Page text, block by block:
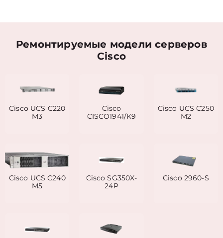
Ремонтируемые модели серверов
Cisco
Cisco UCS C220
M3
Cisco
CISCO1941/K9
Cisco UCS C250
M2
Cisco UCS C240
M5
Cisco SG350X-
24P
Cisco 2960-S